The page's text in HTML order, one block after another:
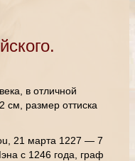
в отличной
см, размер оттиска
21 марта 1227 — 7
с 1246 года, граф